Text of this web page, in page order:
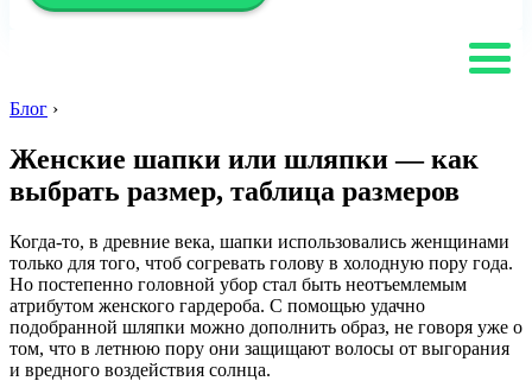
Блог ›
Женские шапки или шляпки — как
выбрать размер, таблица размеров
Когда-то, в древние века, шапки использовались женщинами
только для того, чтоб согревать голову в холодную пору года.
Но постепенно головной убор стал быть неотъемлемым
атрибутом женского гардероба. С помощью удачно
подобранной шляпки можно дополнить образ, не говоря уже о
том, что в летнюю пору они защищают волосы от выгорания
и вредного воздействия солнца.